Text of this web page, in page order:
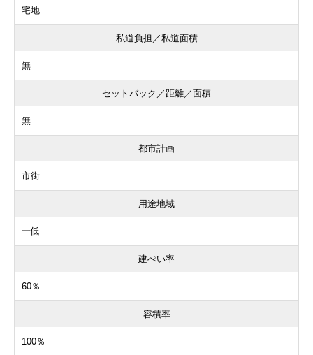
宅地
私道負担／私道面積
無
セットバック／距離／面積
無
都市計画
市街
用途地域
一低
建ぺい率
60％
容積率
100％